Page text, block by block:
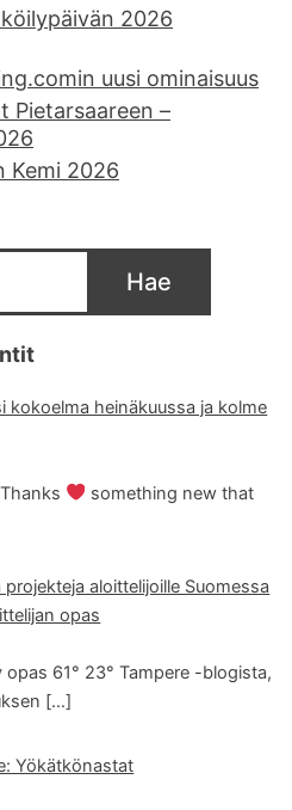
2026
uusi ominaisuus
Pietarsaareen –
Kemi 2026
Hae
kokoelma heinäkuussa ja kolme
something new that
projekteja aloittelijoille Suomessa
opas
61° 23° Tampere -blogista,
[…]
Yökätkönastat